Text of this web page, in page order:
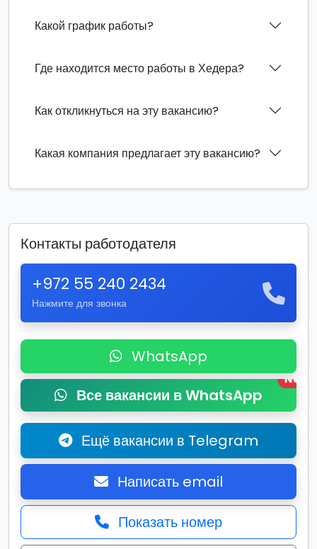
Какой график работы?
Где находится место работы в Хедера?
Как откликнуться на эту вакансию?
Какая компания предлагает эту вакансию?
Контакты работодателя
+972 55 240 2434
Нажмите для звонка
WhatsApp
Все вакансии в WhatsApp
New
Ещё вакансии в Telegram
Написать email
Показать номер